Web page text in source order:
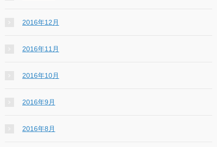
2016年12月
2016年11月
2016年10月
2016年9月
2016年8月